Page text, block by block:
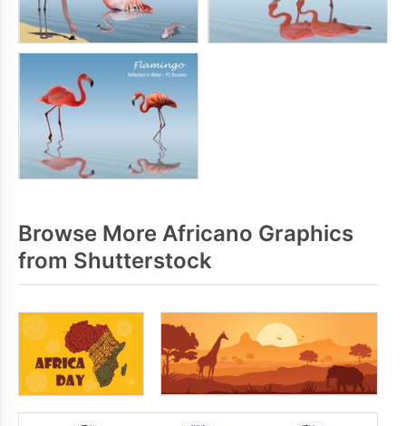
Browse More Africano Graphics
from Shutterstock